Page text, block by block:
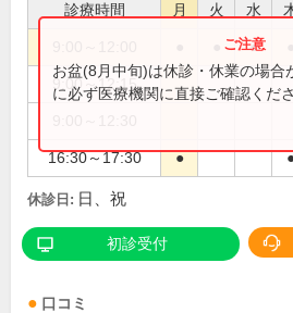
診療時間 月 火 水
●
9:00～12:15
16:30～17:30 ●
お盆(8月中旬)は休診・休業の場合
に必ず医療機関に直接ご確認くださ
休診日: 日、祝
初診受付
口コミ